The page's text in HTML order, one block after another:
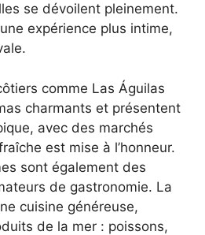
se dévoilent pleinement.
expérience plus intime,
comme Las Águilas
charmants et présentent
avec des marchés
est mise à l’honneur.
sont également des
de gastronomie. La
cuisine généreuse,
de la mer : poissons,